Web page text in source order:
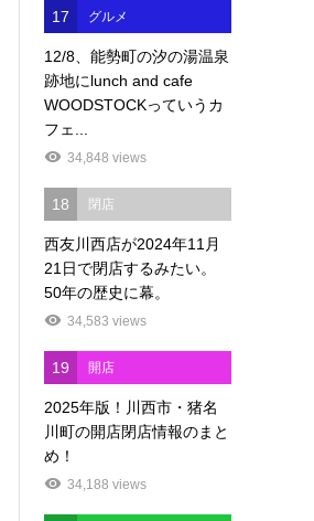
17 グルメ
12/8、能勢町の汐の湯温泉
跡地にlunch and cafe
WOODSTOCKっていうカ
フェ...
34,848 views
18 閉店
西友川西店が2024年11月
21日で閉店するみたい。
50年の歴史に幕。
34,583 views
19 開店
2025年版！川西市・猪名
川町の開店閉店情報のまと
め！
34,188 views